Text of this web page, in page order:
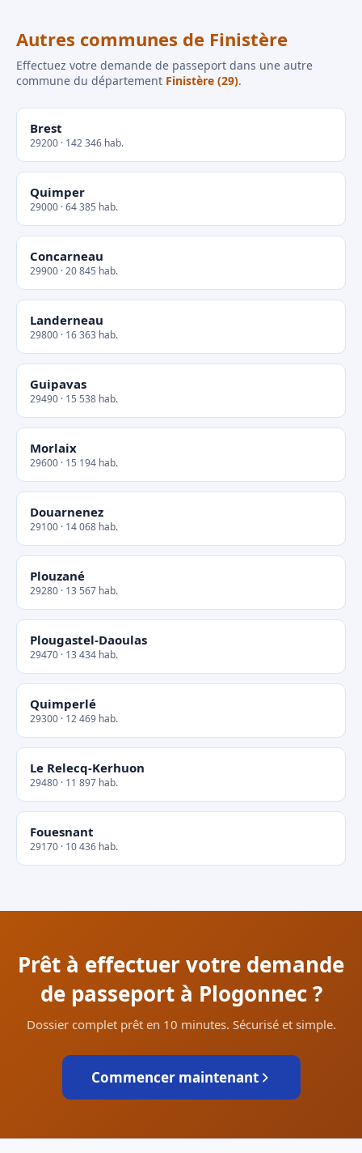
Autres communes de Finistère
Effectuez votre demande de passeport dans une autre
commune du département Finistère (29).
Brest
29200 · 142 346 hab.
Quimper
29000 · 64 385 hab.
Concarneau
29900 · 20 845 hab.
Landerneau
29800 · 16 363 hab.
Guipavas
29490 · 15 538 hab.
Morlaix
29600 · 15 194 hab.
Douarnenez
29100 · 14 068 hab.
Plouzané
29280 · 13 567 hab.
Plougastel-Daoulas
29470 · 13 434 hab.
Quimperlé
29300 · 12 469 hab.
Le Relecq-Kerhuon
29480 · 11 897 hab.
Fouesnant
29170 · 10 436 hab.
Prêt à effectuer votre demande
de passeport à Plogonnec ?
Dossier complet prêt en 10 minutes. Sécurisé et simple.
Commencer maintenant